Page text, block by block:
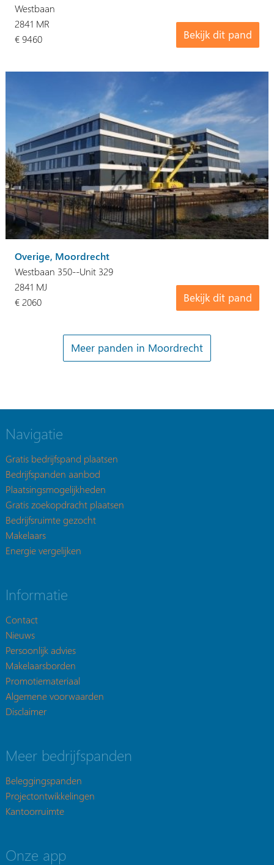
Westbaan
Bekijk dit pand
2841 MR
€ 9460
Overige, Moordrecht
Westbaan 350--Unit 329
Bekijk dit pand
2841 MJ
€ 2060
Meer panden in Moordrecht
Navigatie
Gratis bedrijfspand plaatsen
Bedrijfspanden aanbod
Plaatsingsmogelijkheden
Gratis zoekopdracht plaatsen
Bedrijfsruimte gezocht
Makelaars
Energie vergelijken
Informatie
Contact
Nieuws
Persoonlijk advies
Makelaarsborden
Promotiemateriaal
Algemene voorwaarden
Disclaimer
Meer bedrijfspanden
Beleggingspanden
Projectontwikkelingen
Kantoorruimte
Onze app